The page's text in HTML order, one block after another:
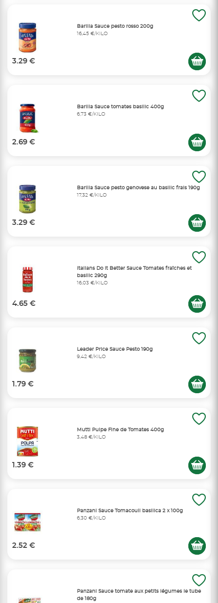
Barilla Sauce pesto rosso 200g
16,45 €/KILO
3.29 €
Barilla Sauce tomates basilic 400g
6,73 €/KILO
2.69 €
Barilla Sauce pesto genovese au basilic frais 190g
17,32 €/KILO
3.29 €
Italians Do It Better Sauce Tomates fraîches et
basilic 290g
16,03 €/KILO
4.65 €
Leader Price Sauce Pesto 190g
9,42 €/KILO
1.79 €
Mutti Pulpe Fine de Tomates 400g
3,48 €/KILO
1.39 €
Panzani Sauce Tomacouli basilica 2 x 100g
6,30 €/KILO
2.52 €
Panzani Sauce tomate aux petits légumes le tube
de 180g